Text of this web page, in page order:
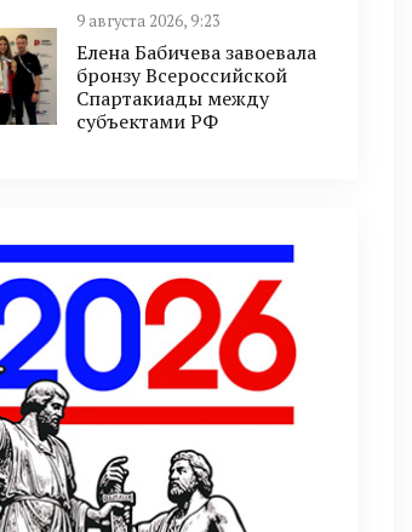
9 августа 2026, 9:23
Елена Бабичева завоевала
бронзу Всероссийской
Спартакиады между
субъектами РФ